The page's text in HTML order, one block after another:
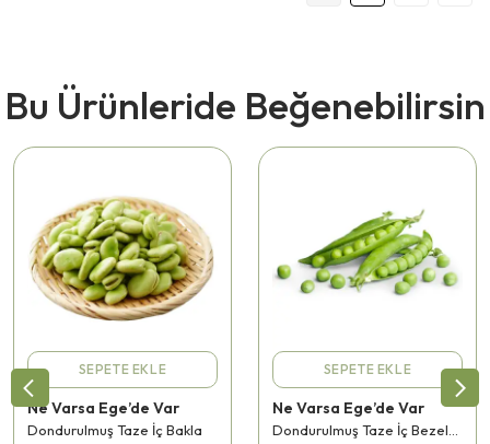
Bu Ürünleride Beğenebilirsin
SEPETE EKLE
Ne Varsa Ege’de Var
Dondurulmuş Taze İç Bakla
SEPETE EKLE
Ne Varsa Ege’de Var